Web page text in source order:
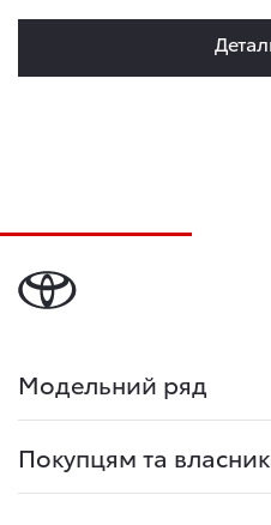
Модельний ряд
Покупцям та